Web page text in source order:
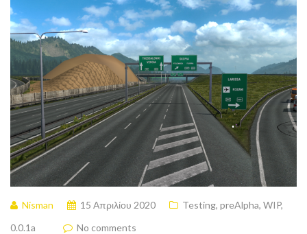
Nisman 15 Απριλίου 2020 Testing, preAlpha, WIP,
0.0.1a
No comments